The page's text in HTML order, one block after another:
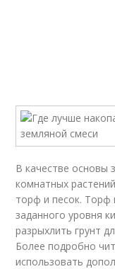
В качестве основы
комнатных
торф и песок. Торф
заданного уровня
разрыхлить грунт
Более подробно
использовать